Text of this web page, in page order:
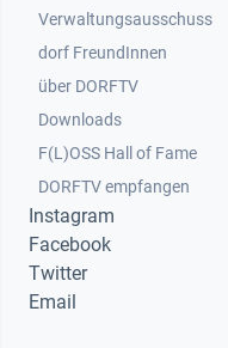
Verwaltungsausschuss
dorf FreundInnen
Footer 3
über DORFTV
Downloads
F(L)OSS Hall of Fame
Footer 4
DORFTV empfangen
Instagram
Facebook
Twitter
Email